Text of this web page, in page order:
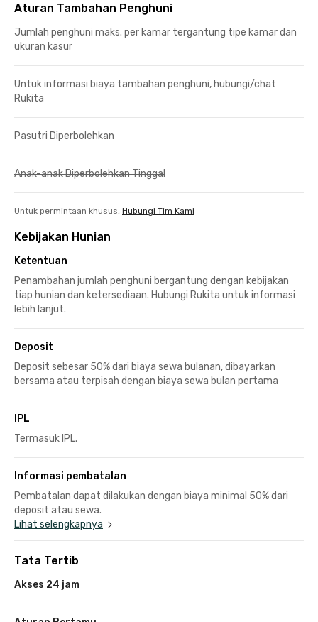
Aturan Tambahan Penghuni
Jumlah penghuni maks. per kamar tergantung tipe kamar dan
ukuran kasur
Untuk informasi biaya tambahan penghuni, hubungi/chat
Rukita
Pasutri Diperbolehkan
Anak-anak Diperbolehkan Tinggal
Untuk permintaan khusus, Hubungi Tim Kami
Kebijakan Hunian
Ketentuan
Penambahan jumlah penghuni bergantung dengan kebijakan
tiap hunian dan ketersediaan. Hubungi Rukita untuk informasi
lebih lanjut.
Deposit
Deposit sebesar 50% dari biaya sewa bulanan, dibayarkan
bersama atau terpisah dengan biaya sewa bulan pertama
IPL
Termasuk IPL.
Informasi pembatalan
Pembatalan dapat dilakukan dengan biaya minimal 50% dari
deposit atau sewa.
Lihat selengkapnya
Tata Tertib
Akses 24 jam